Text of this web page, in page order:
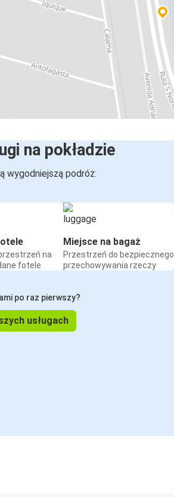
na pokładzie
wygodniejszą podróż:
na
fotele
Miejsce na bagaż
Przestrzeń do bezpiecznego
przechowywania rzeczy
po raz pierwszy?
usługach